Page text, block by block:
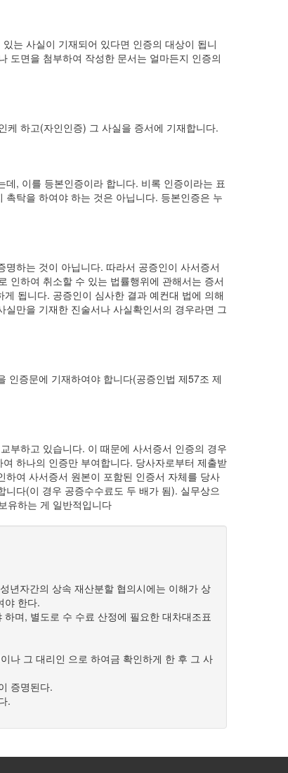
는 사실이 기재되어 있다면 인증의 대상이 됩니
도면을 첨부하여 작성한 문서는 얼마든지 인증의
케 하고(자인인증) 그 사실을 증서에 기재합니다.
, 이를 등본인증이라 합니다. 비록 인증이라는 표
탁을 하여야 하는 것은 아닙니다. 등본인증은 누
하는 것이 아닙니다. 따라서 공증인이 사서증서
인하여 취소할 수 있는 법률행위에 관해서는 증서
됩니다. 공증인이 심사한 결과 예컨대 법에 의해
만을 기재한 진술서나 사실확인서의 경우라면 그
인증문에 기재하여야 합니다(공증인법 제57조 제
부하고 있습니다. 이 때문에 사서증서 인증의 경우
하나의 인증만 부여합니다. 당사자로부터 제출받
여 사서증서 원본이 포함된 인증서 자체를 당사
다(이 경우 공증수수료도 두 배가 됨). 실무상으
유하는 게 일반적입니다
년자간의 상속 재산분할 협의시에는 이해가 상
야 한다.
며, 별도로 수 수료 산정에 필요한 대차대조표
나 그 대리인 으로 하여금 확인하게 한 후 그 사
증명된다.
.